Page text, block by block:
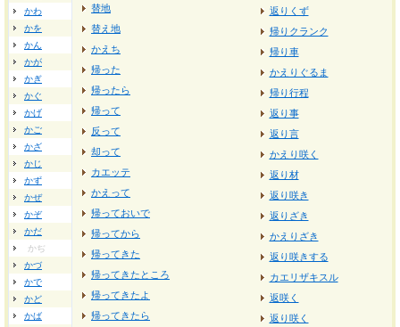
かわ
かを
かん
かが
かぎ
かぐ
かげ
かご
かざ
かじ
かず
かぜ
かぞ
かだ
かぢ
かづ
かで
かど
かば
替地
替え地
かえち
帰った
帰ったら
帰って
反って
却って
カエッテ
かえって
帰っておいで
帰ってから
帰ってきた
帰ってきたところ
帰ってきたよ
帰ってきたら
返りくず
帰りクランク
帰り車
かえりぐるま
帰り行程
返り事
返り言
かえり咲く
返り材
返り咲き
返りざき
かえりざき
返り咲きする
カエリザキスル
返咲く
返り咲く